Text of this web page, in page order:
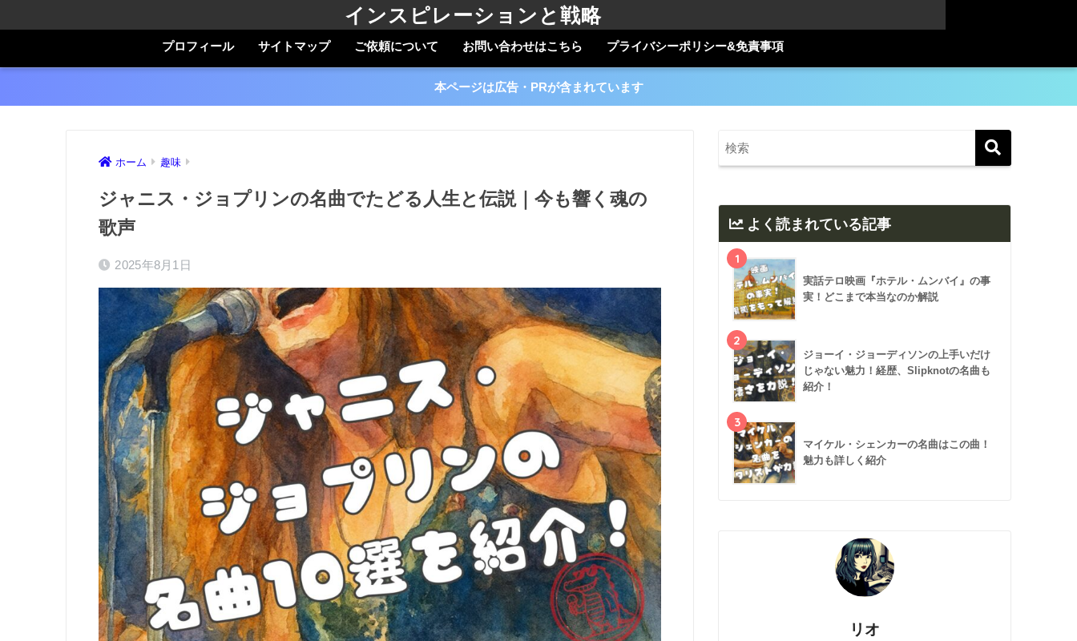
インスピレーションと戦略
プロフィール サイトマップ ご依頼について お問い合わせはこちら プライバシーポリシー&免責事項
本ページは広告・PRが含まれています
ホーム 趣味
ジャニス・ジョプリンの名曲でたどる人生と伝説｜今も響く魂の
歌声
2025年8月1日
よく読まれている記事
1
実話テロ映画『ホテル・ムンバイ』の事
実！どこまで本当なのか解説
2
ジョーイ・ジョーディソンの上手いだけ
じゃない魅力！経歴、Slipknotの名曲も
紹介！
3
マイケル・シェンカーの名曲はこの曲！
魅力も詳しく紹介
リオ